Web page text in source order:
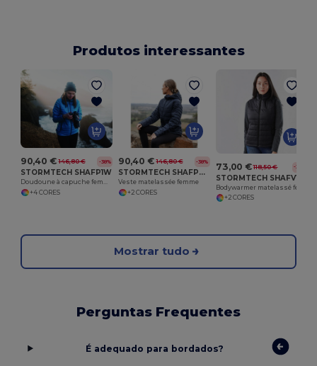
Produtos interessantes
90,40 € 146,80 € -38%
STORMTECH SHAFP1W
Doudoune à capuche femme
+4 CORES
90,40 € 146,80 € -38%
STORMTECH SHAFP2W
Veste matelassée femme
+2 CORES
73,00 € 118,50 € -38%
STORMTECH SHAFV1W
+2 CORES
Mostrar tudo
Perguntas Frequentes
É adequado para bordados?